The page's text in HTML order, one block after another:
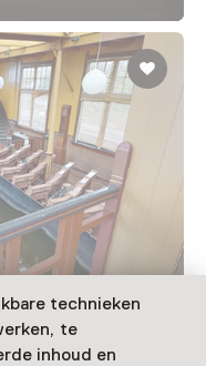
technieken
te
inhoud en